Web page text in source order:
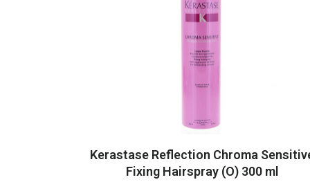
Kerastase Reflection Chroma
Fixing Hairspray (O) 300 ml